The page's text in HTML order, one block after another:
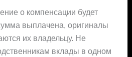
о компенсации будет
выплачена, оригиналы
их владельцу. Не
вклады в одном